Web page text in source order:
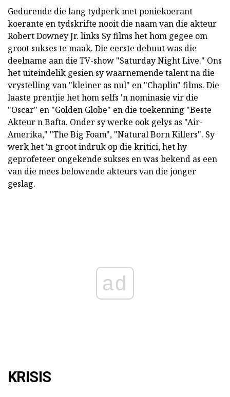
Gedurende die lang tydperk met poniekoerant
koerante en tydskrifte nooit die naam van die akteur
Robert Downey Jr. links Sy films het hom gegee om
groot sukses te maak. Die eerste debuut was die
deelname aan die TV-show "Saturday Night Live." Ons
het uiteindelik gesien sy waarnemende talent na die
vrystelling van "kleiner as nul" en "Chaplin" films. Die
laaste prentjie het hom selfs 'n nominasie vir die
"Oscar" en "Golden Globe" en die toekenning "Beste
Akteur n Bafta. Onder sy werke ook gelys as "Air-
Amerika," "The Big Foam", "Natural Born Killers". Sy
werk het 'n groot indruk op die kritici, het hy
geprofeteer ongekende sukses en was bekend as een
van die mees belowende akteurs van die jonger
geslag.
ad
KRISIS